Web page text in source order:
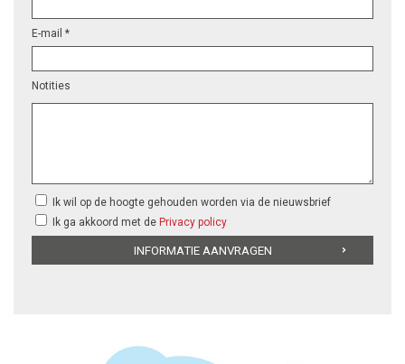
E-mail *
Notities
Ik wil op de hoogte gehouden worden via de nieuwsbrief
Ik ga akkoord met de Privacy policy